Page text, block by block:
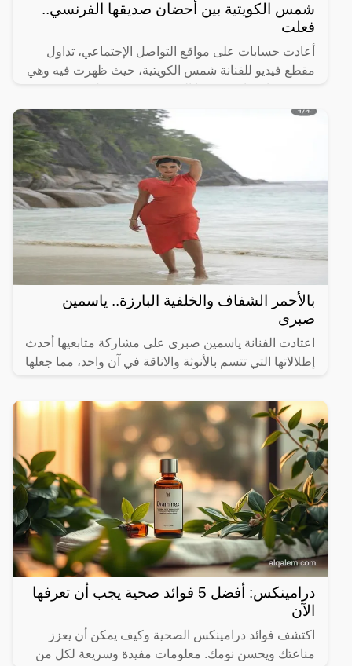
شمس الكويتية بين أحضان صديقها الفرنسي..
فعلت
أعادت حسابات على مواقع التواصل الإجتماعي، تداول
مقطع فيديو للفنانة شمس الكويتية، حيث ظهرت فيه وهي
وصف المتابعين
بالأحمر الشفاف والخلفية البارزة.. ياسمين
صبرى
اعتادت الفنانة ياسمين صبرى على مشاركة متابعيها أحدث
إطلالاتها التي تتسم بالأنوثة والاناقة في آن واحد، مما جعلها
درامينكس: أفضل 5 فوائد صحية يجب أن تعرفها
الآن
اكتشف فوائد درامينكس الصحية وكيف يمكن أن يعزز
مناعتك ويحسن نومك. معلومات مفيدة وسريعة لكل من